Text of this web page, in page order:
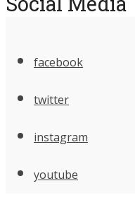
facebook
twitter
instagram
youtube